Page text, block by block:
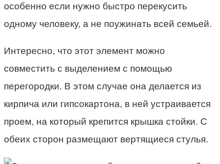
особенно если нужно быстро перекусить
одному человеку, а не поужинать всей семьей.
Интересно, что этот элемент можно
совместить с выделением с помощью
перегородки. В этом случае она делается из
кирпича или гипсокартона, в ней устраивается
проем, на который крепится крышка стойки. С
обеих сторон размещают вертящиеся стулья.